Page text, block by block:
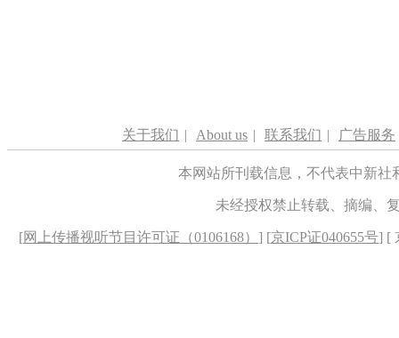
关于我们 | About us | 联系我们 | 广告服务
本网站所刊载信息，不代表中新
未经授权禁止转载、摘编、
[网上传播视听节目许可证（0106168） ] [京ICP证040655号] [